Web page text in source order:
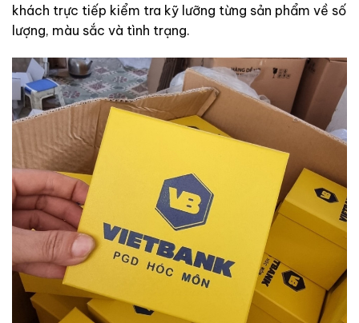
khách trực tiếp kiểm tra kỹ lưỡng từng sản phẩm về số
lượng, màu sắc và tình trạng.